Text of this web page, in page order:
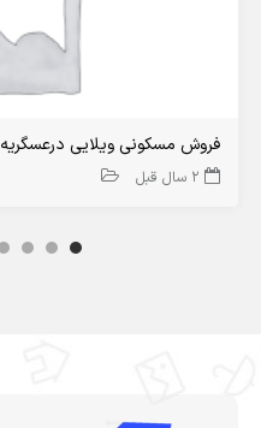
فروش مسکونی ویلایی درعسگریه
2 سال قبل